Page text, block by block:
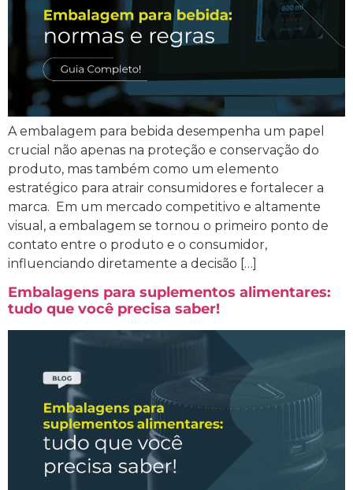
A embalagem para bebida desempenha um papel
crucial não apenas na proteção e conservação do
produto, mas também como um elemento
estratégico para atrair consumidores e fortalecer a
marca. Em um mercado competitivo e altamente
visual, a embalagem se tornou o primeiro ponto de
contato entre o produto e o consumidor,
influenciando diretamente a decisão […]
Embalagens para suplementos alimentares:
tudo que você precisa saber!